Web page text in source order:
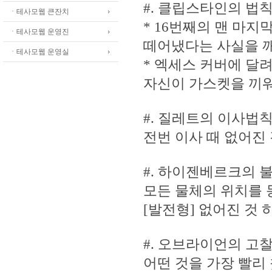
ㆍ테사모웹 큰잔치
ㆍ테사모웹 운영진
ㆍ테사모웹 운영실
#. 클립스타인의 법
* 16번째의 맨 마지
떼어냈다는 사실을
* 엑세스 커버에 달
자신이 가스켓을 끼
#. 질레트의 이사법
전번 이사 때 없어진
#. 하이젠베르크의
모든 물체의 위치를
[발전형] 없어진 것
#. 오브라이언의 고
어떤 것을 가장 빨